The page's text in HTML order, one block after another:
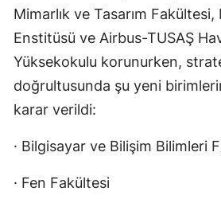
Mimarlık ve Tasarım
Enstitüsü ve Airbus-TUSAŞ
Yüksekokulu korunurken,
doğrultusunda şu yeni
karar verildi:
· Bilgisayar ve Bilişim Bilimleri
· Fen Fakültesi